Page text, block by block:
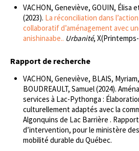
VACHON, Geneviève, GOUIN, Élisa
(2023). La réconciliation dans
collaboratif d’aménagement avec
anishinaabe.. Urbanité,
Rapport de recherche
VACHON, Geneviève, BLAIS,
BOUDREAULT, Samuel (2024).
services à Lac-Pythonga :
culturellement adaptés avec la
Algonquins de Lac Barrière .
d’intervention, pour le ministère
mobilité durable du Québec.